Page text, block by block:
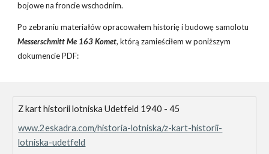
bojowe na froncie wschodnim.
Po zebraniu materiałów opracowałem historię i budowę samolotu
Messerschmitt Me 163 Komet, którą zamieściłem w poniższym
dokumencie PDF:
Z kart historii lotniska Udetfeld 1940 - 45
www.2eskadra.com/historia-lotniska/z-kart-historii-
lotniska-udetfeld